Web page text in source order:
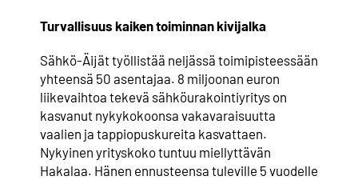
Turvallisuus kaiken toiminnan kivijalka
Sähkö-Äijät työllistää neljässä toimipisteessään
yhteensä 50 asentajaa. 8 miljoonan euron
liikevaihtoa tekevä sähköurakointiyritys on
kasvanut nykykokoonsa vakavaraisuutta
vaalien ja tappiopuskureita kasvattaen.
Nykyinen yrityskoko tuntuu miellyttävän
Hakalaa. Hänen ennusteensa tuleville 5 vuodelle